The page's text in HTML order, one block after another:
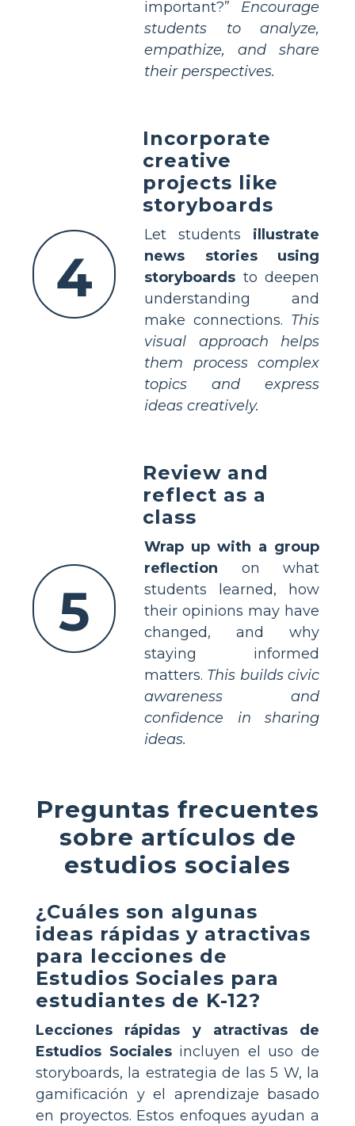
important?” Encourage
students to analyze,
empathize, and share
their perspectives.
4
Incorporate
creative
projects like
storyboards
Let students illustrate
news stories using
storyboards to deepen
understanding and
make connections. This
visual approach helps
them process complex
topics and express
ideas creatively.
5
Review and
reflect as a
class
Wrap up with a group
reflection on what
students learned, how
their opinions may have
changed, and why
staying informed
matters. This builds civic
awareness and
confidence in sharing
ideas.
Preguntas frecuentes
sobre artículos de
estudios sociales
¿Cuáles son algunas
ideas rápidas y atractivas
para lecciones de
Estudios Sociales para
estudiantes de K-12?
Lecciones rápidas y atractivas de
Estudios Socialesincluyen el uso de
storyboards, la estrategia de las 5 W, la
gamificación y el aprendizaje basado
en proyectos. Estos enfoques ayudan a